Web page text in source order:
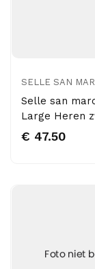
SELLE SAN
Selle san
Large Heren
€ 47.50